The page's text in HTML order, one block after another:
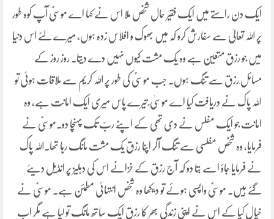
ایک دن راستے میں ایک فقیر حال شخص ملا اس نے کہا اے موسیٌٰ آپ کوہ طور
پر اللہ تعالیٰ سے سفارش کرو کہ میں بھوک و افلاس زدہ ہوں، میرے لئے اس دنیا
میں جو رزق متعیّن ہے وہ یک مشت کیوں نہیں دے دیتا۔ روز روز کے
مسائل ِرزق سے تنگ ہوں۔ جب موسیٌٰ کی طور پر اللہ کریم سے ملاقات ہوئی تو
اللہ پاک نے دریافت کیا اے موسیٰ ٌ تیرے پاس میری ایک امانت ہے، وہ
امانت جو ایک مفلس نے دی تھی کے اپنے ربّ تک پہنچا دو۔موسیٌٰ نے
فرمایا، وہ شخص مفلسی سے تنگ آکر اپنا رزق یک مشت مانگ رہا تھا۔اللہ پاک
نے فرمایا جاؤ اسے بتا دو کہ آج رزق کے خزانے اس کی دہلیز پر انڈیل دیئے
گئے ہیں۔ موسیٌٰ واپسی ہوئے تو دیکھا وہ شخص انتہائی مطمئن ہے۔ موسیٌٰ نے
خیال کیا کے اس نے اپنی زندگی بھر کا رزق ایک ساتھ مانگ تو لیا ہے مگر اب